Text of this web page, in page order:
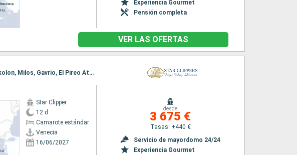
Experiencia Gourmet
Pensión completa
VER LAS OFERTAS
Itinerario : Venecia, Mali Losinj, Trogir, Hvar, Kotor, Saranda, Katakolon, Milos, Gavrio, El Pireo Atenas
Star Clipper
12 d
Camarote estándar
Venecia
16/06/2027
desde
3 675 €
Tasas: +440 €
Servicio de mayordomo 24/24
Experiencia Gourmet